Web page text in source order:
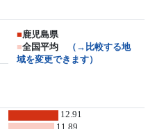
■鹿児島県
■全国平均
（→比較する地
域を変更できます）
12.91
11.89